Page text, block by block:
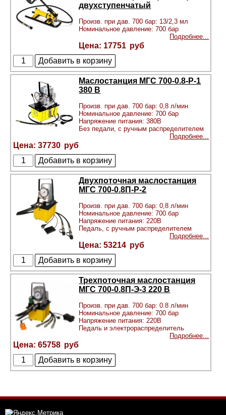
двухступенчатый
Произв. при дав. 700 бар: 13/2,3 мл
Номинальное давление: 700 бар
Подробнее...
17751
Маслостанция МГС 700-0.8-Р-1
380 В
Произв. при дав. 700 бар: 0,8 л/мин
Номинальное давление: 700 бар
Напряжение питания: 380В
Без педали, с ручным распределителем
Подробнее...
37730
Двухпоточная маслостанция
МГС 700-0.8П-Р-2
Произв. при дав. 700 бар: 0,8 л/мин
Номинальное давление: 700 бар
Напряжение питания: 220В
Педаль, с ручным распределителем
Подробнее...
53214
Трехпоточная маслостанция
МГС 700-0.8П-Э-3 220 В
Произв. при дав. 700 бар: 0.8 л/мин
Номинальное давление: 700 бар
Напряжение питания: 220В
Педаль и электрораспределитель
Подробнее...
65758